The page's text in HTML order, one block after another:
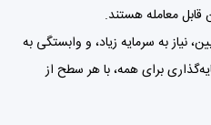
قابل معامله هستند.
نیاز به سرمایه زیاد، و وابستگی به
برای همه، با هر سطح از